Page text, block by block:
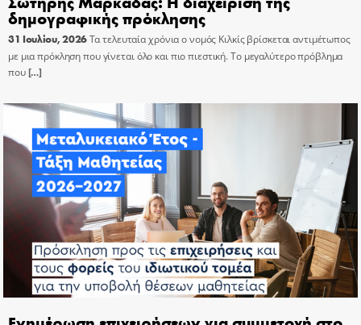
δημογραφικής πρόκλησης
31 Ιουλίου, 2026Τα τελευταία χρόνια ο νομός Κιλκίς βρίσκεται αντιμέτωπος
με μια πρόκληση που γίνεται όλο και πιο πιεστική. Το μεγαλύτερο πρόβλημα
που[…]